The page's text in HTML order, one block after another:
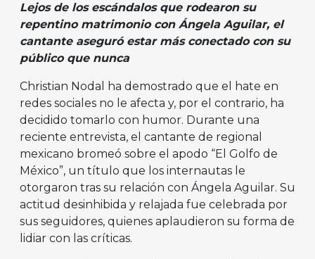
Lejos de los escándalos que rodearon su
repentino matrimonio con Ángela Aguilar, el
cantante aseguró estar más conectado con su
público que nunca
Christian Nodal ha demostrado que el hate en
redes sociales no le afecta y, por el contrario, ha
decidido tomarlo con humor. Durante una
reciente entrevista, el cantante de regional
mexicano bromeó sobre el apodo “El Golfo de
México”, un título que los internautas le
otorgaron tras su relación con Ángela Aguilar. Su
actitud desinhibida y relajada fue celebrada por
sus seguidores, quienes aplaudieron su forma de
lidiar con las críticas.